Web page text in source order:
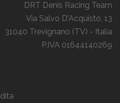
DRT Denis Racing Team
Via Salvo D'Acquisto, 13
31040 Trevignano (TV) - Italia
P.IVA 01644140269